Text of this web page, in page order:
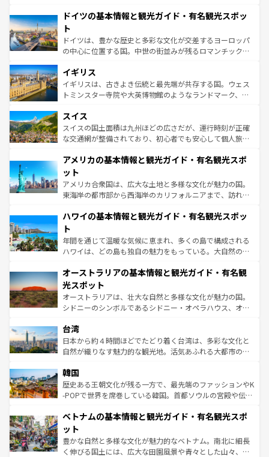
せる。地方によって風土や気候が異なるスペインはその個
ンテンツ一覧 を参照してほしい。
で、幅広い魅力が詰まっている。華麗な宮殿、歴史的な大
聖堂、美しいビーチ、そして豊かな自然が、訪れる者を心
から魅了する。また、フランスは美食の国としても知ら
れ、フランス料理はユネスコ無形文化遺産にも登録されて
香り高いラベンダー畑など、多彩な楽しみ方が可能だ。さ
らに、パリ以外の地域にも魅力が溢れており、どの街角に
も豊かな歴史と文化が息づいている。パリ以外の個性あふ
を参照してほしい。
ドイツの基本情報と観光ガイド・有名観光スポッ
ト
ドイツは、豊かな歴史と多彩な文化が交差するヨーロッパ
の中心に位置する国。中世の街並みが残るロマンチック街
顔を持つこの国は、どこを歩いても飽きることがない。ベ
ルリンの文化的活気、バイエルン州のアルプスの絶景、そ
してライン川沿いのワイン畑といった風景は必見。ビール
は、お酒好きな人にはぜひ体験してほしい。 なお、新着の
ドイツ情報はコンテンツ一覧を参照してほしい。
イギリス
イギリスは、古きよき伝統と最先端が共存する国。ウェス
トミンスター寺院や大英博物館のようなランドマーク、歴
リアごとに異なる魅力がある。また、優雅なアフタヌーン
ティー、ビール好きにはたまらない英国パブ、サッカー観
戦など、本場だからこそできる体験も豊富。イギリスを旅
ンツ一覧を参照してほしい。
スイス
スイスの国土面積は九州ほどの広さだが、運行時刻が正確
な交通網が整備されており、初心者でも安心して個人旅行
の建物がそのまま残る町や、スイスならではのユニークな
博物館もあり、アルプス観光だけでなく町歩きも満喫する
ことができる。国民の所得が高いため物価も高いが、旅行
者向けの交通パス提供のサービスもあり、うまく活用すれ
着のスイス情報はコンテンツ一覧を参照してほしい。
アメリカの基本情報と観光ガイド・有名観光スポ
ット
アメリカ合衆国は、広大な土地と多様な文化が魅力の国。
東海岸の都市部から西海岸のカリフォルニアまで、訪れる
のような巨大都市は、観光、ショッピング、エンターテイ
ンメントが詰まった刺激的なスポットだ。一方、アメリカ
西部には大自然が広がり、グランドキャニオンやイエロー
ストーン国立公園といった絶景が堪能できる。さらに、南
文化が魅力。旅行者はアメリカの各地域で異なる魅力を楽
しみながら、その多様性と豊かな歴史を感じることができ
るだろう。車でのロードトリップや列車の旅も、アメリカ
ならではの贅沢な旅のスタイルだ。 なお、新着のアメリカ
情報は コンテンツ一覧 を参照してほしい。
ハワイの基本情報と観光ガイド・有名観光スポッ
ト
年間を通じて温暖な気候に恵まれ、多くの島で構成される
ハワイは、どの島も独自の魅力をもっている。大自然の神
ワイ島は見逃せない。また、定番の観光地といえばオアフ
島だが、静かな自然を求めるならマウイ島やカウアイ島が
おすすめ。エメラルドグリーンに輝く海をはじめ、豊かな
文化や歴史が息づいている。「アロハスピリット」と呼ば
人々、おいしいローカルフードやハワイアンミュージッ
ク、伝統的なフラダンスなど、すべてがハワイの魅力を彩
っている。訪れるたびに新しい発見と感動が待っているハ
はコンテンツ一覧
オーストラリアの基本情報と観光ガイド・有名観
光スポット
オーストラリアは、壮大な自然と多様な文化が魅力の国。
シドニーのシンボルであるシドニー・オペラハウス、オー
リアリーフや大陸中央部にそびえるウルル（エアーズロッ
ク）、タスマニアの美しい原生林やケアンズの熱帯雨林な
ど、見どころがたくさん。また、カフェやワイン、オージ
いる。アクティビティも充実しており、サーフィンやダイ
ビング、ハイキングなど、アウトドア好きにはたまらな
い。オーストラリアの多彩な魅力を存分に味わいつくそ
参照してほしい。
台湾
日本から約４時間ほどでたどり着く台湾は、多彩な文化と
自然が織りなす魅力的な観光地。活気あふれる大都市の台
ン）、静ひつな山岳地帯である台湾東部など、都市の喧騒
と山間の静けさが共存しており、訪れる人に新しい発見と
驚きをもたらしてくれる。また、奥深い台湾の食文化も魅
容にもいいと評判のスイーツなど、バラエティ豊かな料理
照してほしい。
韓国
歴史ある王朝文化が残る一方で、最先端のファッションやK
-POPで世界を席巻している韓国。首都ソウルの宮殿や伝統
き、地方に足を延ばせば四季折々の自然美を楽しむことが
できる。そして、キムチや焼肉、絶品のストリートフード
まで、さまざまな韓国料理が待っている。夜には、韓国な
らではのナイトライフも堪能できる。あたたかいホスピタ
ベトナムの基本情報と観光ガイド・有名観光スポ
ット
豊かな自然と多様な文化が魅力的なベトナム。南北に細長
く伸びる国土には、広大な田園風景や青々とした山々、世